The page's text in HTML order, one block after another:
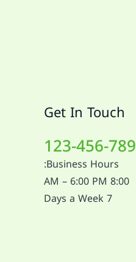
Get In Touch
Business Hours:
8:00 AM – 6:00 PM
7 Days a Week